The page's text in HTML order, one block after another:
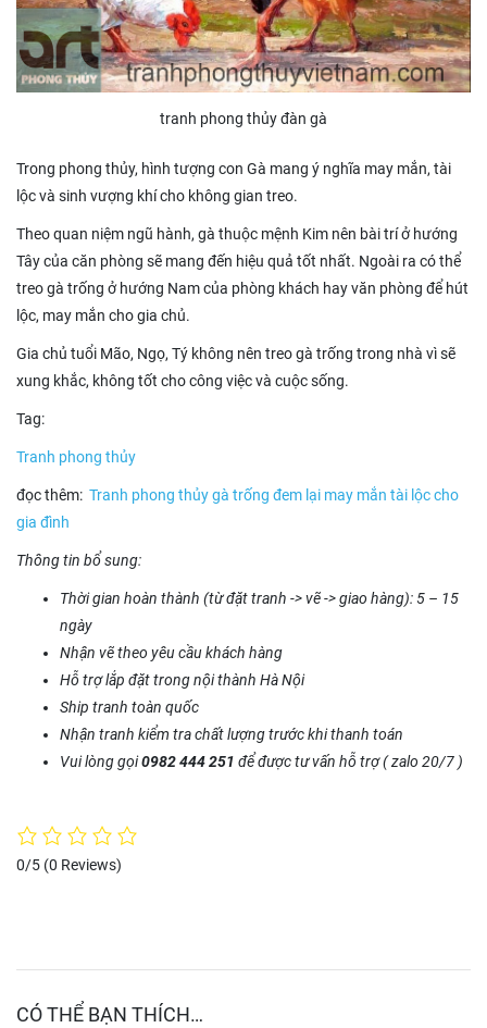
tranh phong thủy đàn gà
Trong phong thủy, hình tượng con Gà mang ý nghĩa may mắn, tài
lộc và sinh vượng khí cho không gian treo.
Theo quan niệm ngũ hành, gà thuộc mệnh Kim nên bài trí ở hướng
Tây của căn phòng sẽ mang đến hiệu quả tốt nhất. Ngoài ra có thể
treo gà trống ở hướng Nam của phòng khách hay văn phòng để hút
lộc, may mắn cho gia chủ.
Gia chủ tuổi Mão, Ngọ, Tý không nên treo gà trống trong nhà vì sẽ
xung khắc, không tốt cho công việc và cuộc sống.
Tag:
Tranh phong thủy
đọc thêm: Tranh phong thủy gà trống đem lại may mắn tài lộc cho
gia đình
Thông tin bổ sung:
Thời gian hoàn thành (từ đặt tranh -> vẽ -> giao hàng): 5 – 15
ngày
Nhận vẽ theo yêu cầu khách hàng
Hỗ trợ lắp đặt trong nội thành Hà Nội
Ship tranh toàn quốc
Nhận tranh kiểm tra chất lượng trước khi thanh toán
Vui lòng gọi0982 444 251 để được tư vấn hỗ trợ ( zalo 20/7 )
0/5 (0 Reviews)
CÓ THỂ BẠN THÍCH…